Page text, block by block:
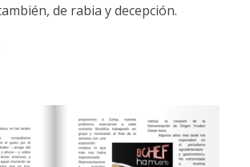
de rabia y decepción.